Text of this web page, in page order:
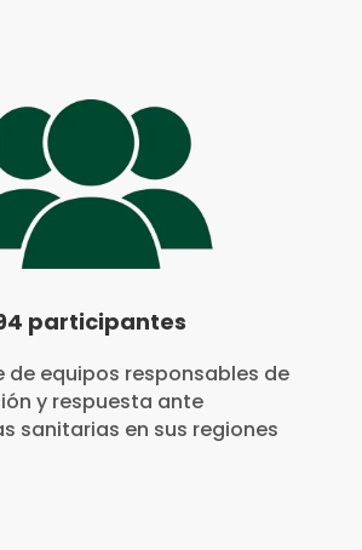
participantes
equipos responsables de
y respuesta ante
sanitarias en sus regiones